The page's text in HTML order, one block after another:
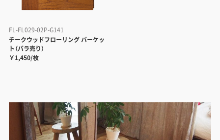
FL-FL029-02P-G141
チークウッドフローリング パーケッ
ト（バラ売り）
￥1,450/枚